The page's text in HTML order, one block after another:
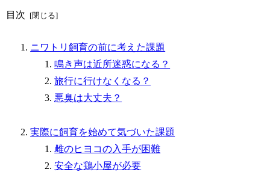
目次
ニワトリ飼育の前に考えた課題
鳴き声は近所迷惑になる？
旅行に行けなくなる？
悪臭は大丈夫？
実際に飼育を始めて気づいた課題
雌のヒヨコの入手が困難
安全な鶏小屋が必要